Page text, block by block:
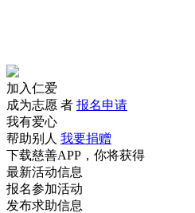
加入仁爱
成为志愿 者 报名申请
我有爱心
帮助别人 我要捐赠
下载慈善APP，你将获得
最新活动信息
报名参加活动
发布求助信息